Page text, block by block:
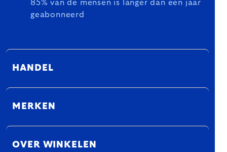
85% van de mensen is langer dan een jaar
geabonneerd
HANDEL
MERKEN
OVER WINKELEN